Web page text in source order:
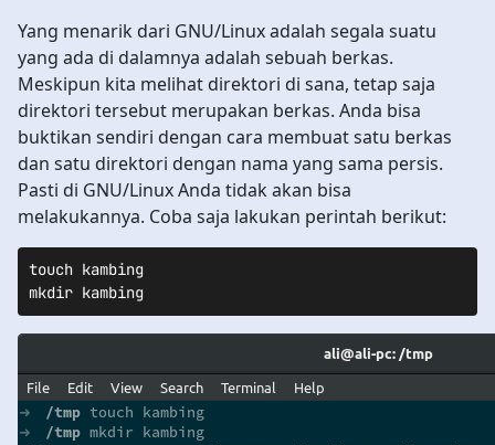
Yang menarik dari GNU/Linux adalah segala suatu
yang ada di dalamnya adalah sebuah berkas.
Meskipun kita melihat direktori di sana, tetap saja
direktori tersebut merupakan berkas. Anda bisa
buktikan sendiri dengan cara membuat satu berkas
dan satu direktori dengan nama yang sama persis.
Pasti di GNU/Linux Anda tidak akan bisa
melakukannya. Coba saja lakukan perintah berikut:
touch kambing
mkdir kambing